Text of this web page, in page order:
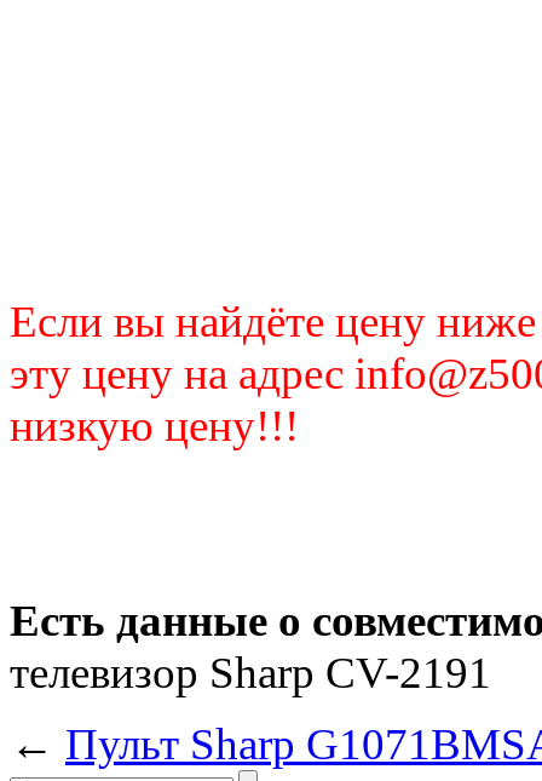
Если вы найдёте цену
эту цену на адрес
низкую цену!!!
Есть данные о
телевизор Sharp CV-2191
← Пульт Sharp